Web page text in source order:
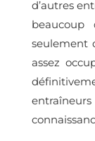
d’autres
seulement
assez